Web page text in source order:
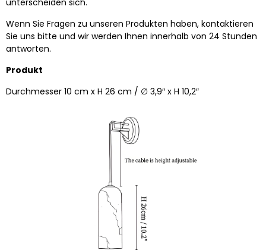
Wenn Sie Fragen zu unseren Produkten haben, kontaktieren
Sie uns bitte und wir werden Ihnen innerhalb von 24 Stunden
antworten.
Produkt
Durchmesser 10 cm x H 26 cm / ∅ 3,9″ x H 10,2″